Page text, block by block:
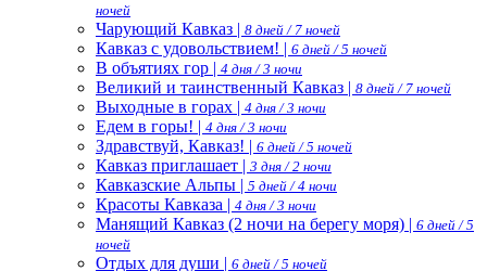
ночей
Чарующий Кавказ | 8 дней / 7 ночей
Кавказ с удовольствием! | 6 дней / 5 ночей
В объятиях гор | 4 дня / 3 ночи
Великий и таинственный Кавказ | 8 дней / 7 ночей
Выходные в горах | 4 дня / 3 ночи
Едем в горы! | 4 дня / 3 ночи
Здравствуй, Кавказ! | 6 дней / 5 ночей
Кавказ приглашает | 3 дня / 2 ночи
Кавказские Альпы | 5 дней / 4 ночи
Красоты Кавказа | 4 дня / 3 ночи
Манящий Кавказ (2 ночи на берегу моря) | 6 дней / 5
ночей
Отдых для души | 6 дней / 5 ночей